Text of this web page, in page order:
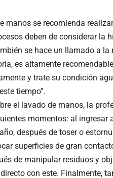
manos se recomienda
deben de considerar la
se hace un llamado a
es altamente
y trate su condición
tiempo”.
el lavado de manos, la
momentos: al ingresar
después de toser o
superficies de gran
de manipular residuos y
con este. Finalmente,